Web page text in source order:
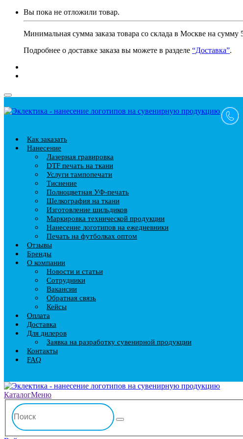
Вы пока не отложили товар.
Минимальная сумма заказа товара со склада в Москве на сумму
Подробнее о доставке заказа вы можете в разделе “Доставка”.
Как заказать
Нанесение
Лазерная гравировка
DTF печать на ткани
Услуги тампопечати
Тиснение
Полноцветная УФ-печать
Шелкография на ткани
Изготовление шильдиков
Маркировка технической продукции
Нанесение логотипов на ежедневники
Печать на футболках оптом
Отзывы
Бренды
О компании
Новости и статьи
Сотрудники
Вакансии
Обратная связь
Кейсы
Оплата
Доставка
Для дилеров
Заявка на разработку сувенирной продукции
Контакты
FAQ
КаталогМеню